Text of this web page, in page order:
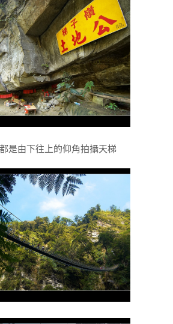
是由下往上的仰角拍攝天梯